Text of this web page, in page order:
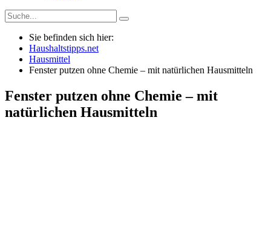
Sie befinden sich hier:
Haushaltstipps.net
Hausmittel
Fenster putzen ohne Chemie – mit natürlichen Hausmitteln
Fenster putzen ohne Chemie – mit
natürlichen Hausmitteln